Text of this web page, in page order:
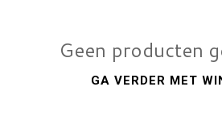
Geen producten
GA VERDER MET